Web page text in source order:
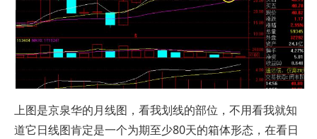
上图是京泉华的月线图，看我划线的部位，不用看我就知
道它日线图肯定是一个为期至少80天的箱体形态，在看日